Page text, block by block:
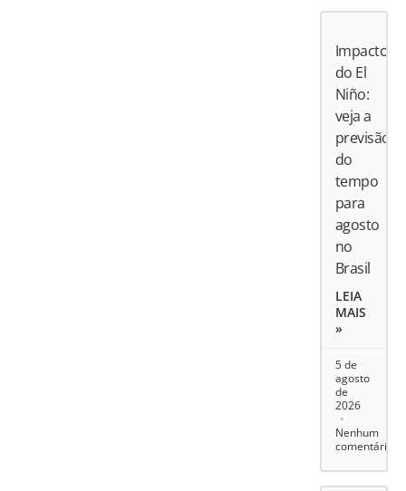
Impactos
do El
Niño:
veja a
previsão
do
tempo
para
agosto
no
Brasil
LEIA
MAIS
»
5 de
agosto
de
2026
Nenhum
comentário